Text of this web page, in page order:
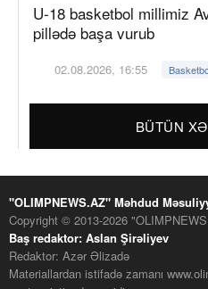
U-18 basketbol millimiz
pillədə başa vurub
02.08.2026, 16:55
BÜTÜN
"OLIMPNEWS.AZ" Məhdud
Copyright © 2013-2026
Baş redaktor: Aslan Şirəliyev
Redaktor: Azər Əlizadə
Materiallardan istifadə zamanı